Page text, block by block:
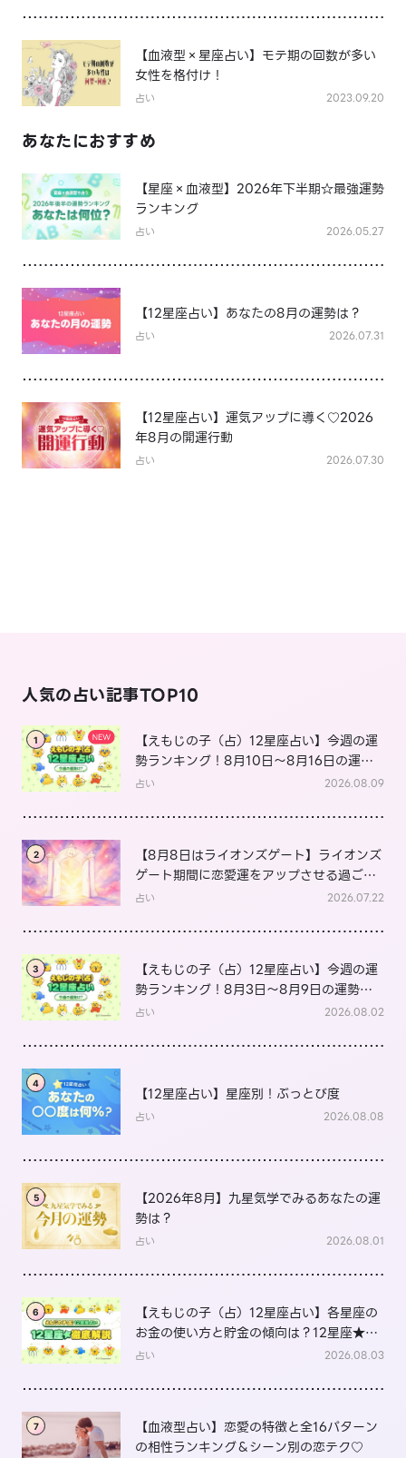
【血液型×星座占い】モテ期の回数が多い
女性を格付け！
占い 2023.09.20
あなたにおすすめ
【星座×血液型】2026年下半期☆最強運勢
ランキング
占い 2026.05.27
【12星座占い】あなたの8月の運勢は？
占い 2026.07.31
【12星座占い】運気アップに導く♡2026
年8月の開運行動
占い 2026.07.30
人気の占い記事TOP10
1
【えもじの子（占）12星座占い】今週の運
勢ランキング！8月10日～8月16日の運勢
は？
占い 2026.08.09
2
【8月8日はライオンズゲート】ライオンズ
ゲート期間に恋愛運をアップさせる過ごし
方は？
占い 2026.07.22
3
【えもじの子（占）12星座占い】今週の運
勢ランキング！8月3日～8月9日の運勢
は？
占い 2026.08.02
4
【12星座占い】星座別！ぶっとび度
占い 2026.08.08
5
【2026年8月】九星気学でみるあなたの運
勢は？
占い 2026.08.01
6
【えもじの子（占）12星座占い】各星座の
お金の使い方と貯金の傾向は？12星座★徹
底解説
占い 2026.08.03
7
【血液型占い】恋愛の特徴と全16パターン
の相性ランキング＆シーン別の恋テク♡